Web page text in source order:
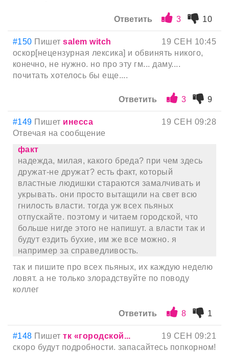
Ответить 3 10
#150 Пишетsalem witch
19 СЕН 10:45
оскор[нецензурная лексика] и обвинять никого,
конечно, не нужно. но про эту гм... даму....
почитать хотелось бы еще....
Ответить 3 9
#149 Пишет инесса
19 СЕН 09:28
Отвечая на сообщение
факт
надежда, милая, какого бреда? при чем здесь
дружат-не дружат? есть факт, который
властные людишки стараются замалчивать и
укрывать. они просто вытащили на свет всю
гнилость власти. тогда уж всех пьяных
отпускайте. поэтому и читаем городской, что
больше нигде этого не напишут. а власти так и
будут ездить бухие, им же все можно. я
например за справедливость.
так и пишите про всех пьяных, их каждую неделю
ловят. а не только злорадствуйте по поводу
коллег
Ответить 8 1
#148 Пишеттк «городской...
19 СЕН 09:21
скоро будут подробности. запасайтесь попкорном!